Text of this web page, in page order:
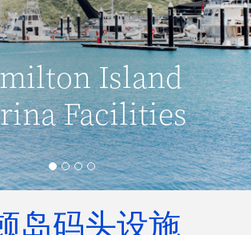
Island
Facilities
岛码头设施